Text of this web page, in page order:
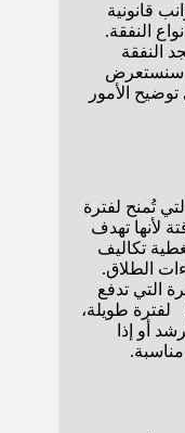
قانونية
النفقة.
النفقة
سنستعرض
الأمور
تُمنح لفترة
لأنها تهدف
تكاليف
الطلاق.
التي تدفع
لفترة طويلة،
أو إذا